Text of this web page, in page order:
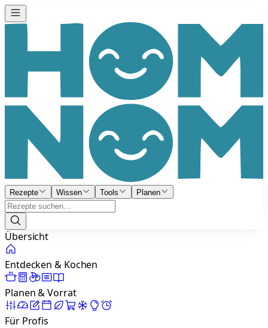
Rezepte Wissen Tools Planen
Übersicht
Entdecken & Kochen
Planen & Vorrat
Für Profis